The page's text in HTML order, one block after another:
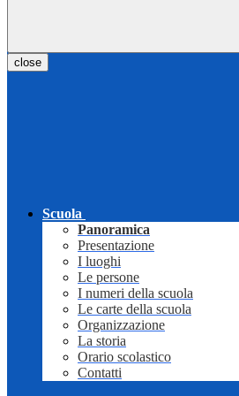
close
Scuola
Panoramica
Presentazione
I luoghi
Le persone
I numeri della scuola
Le carte della scuola
Organizzazione
La storia
Orario scolastico
Contatti